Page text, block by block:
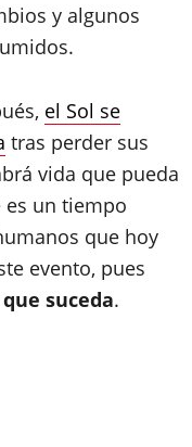
y algunos
el Sol se
tras perder sus
vida que pueda
es un tiempo
que hoy
evento, pues
suceda.